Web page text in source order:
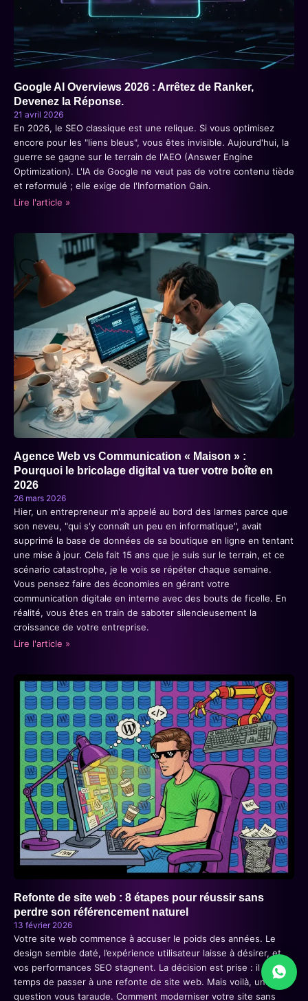
Google AI Overviews 2026 : Arrêtez de Ranker,
Devenez la Réponse.
21 avril 2026
En 2026, le SEO classique est une relique. Si vous optimisez
encore pour les "liens bleus", vous êtes invisible. Aujourd'hui, la
guerre se gagne sur le terrain de l'AEO (Answer Engine
Optimization). L'IA de Google ne veut pas de votre contenu tiède
et reformulé ; elle exige de l'Information Gain.
Lire l'article »
Agence Web vs Communication « Maison » :
Pourquoi le bricolage digital va tuer votre boîte en
2026
26 mars 2026
Hier, un entrepreneur m'a appelé au bord des larmes parce que
son neveu, "qui s'y connaît un peu en informatique", avait
supprimé la base de données de sa boutique en ligne en tentant
une mise à jour. Cela fait 15 ans que je suis sur le terrain, et ce
scénario catastrophe, je le vois se répéter chaque semaine.
Vous pensez faire des économies en gérant votre
communication digitale en interne avec des bouts de ficelle. En
réalité, vous êtes en train de saboter silencieusement la
croissance de votre entreprise.
Lire l'article »
Refonte de site web : 8 étapes pour réussir sans
perdre son référencement naturel
13 février 2026
Votre site web commence à accuser le poids des années. Le
design semble daté, l’expérience utilisateur laisse à désirer, et
vos performances SEO stagnent. La décision est prise : il est
temps de passer à une refonte de site web. Mais voilà, une
question vous taraude. Comment moderniser votre site sans